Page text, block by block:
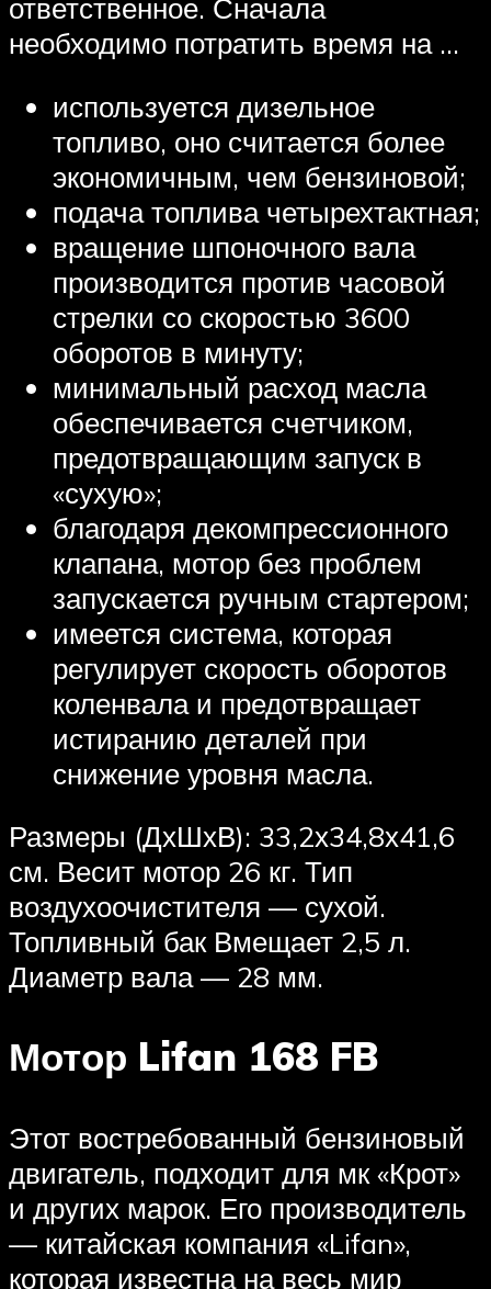
ответственное. Сначала
необходимо потратить время на …
используется дизельное
топливо, оно считается более
экономичным, чем бензиновой;
подача топлива четырехтактная;
вращение шпоночного вала
производится против часовой
стрелки со скоростью 3600
оборотов в минуту;
минимальный расход масла
обеспечивается счетчиком,
предотвращающим запуск в
«сухую»;
благодаря декомпрессионного
клапана, мотор без проблем
запускается ручным стартером;
имеется система, которая
регулирует скорость оборотов
коленвала и предотвращает
истиранию деталей при
снижение уровня масла.
Размеры (ДхШхВ): 33,2х34,8х41,6
см. Весит мотор 26 кг. Тип
воздухоочистителя — сухой.
Топливный бак Вмещает 2,5 л.
Диаметр вала — 28 мм.
Мотор Lifan 168 FB
Этот востребованный бензиновый
двигатель, подходит для мк «Крот»
и других марок. Его производитель
— китайская компания «Lifan»,
которая известна на весь мир